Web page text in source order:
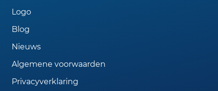
Logo
Blog
Nieuws
Algemene voorwaarden
Privacyverklaring